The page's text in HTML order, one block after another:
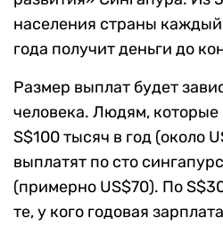
населения страны
года получит деньги до
Размер выплат будет
человека. Людям,
S$100 тысяч в год (около
выплатят по сто
(примерно US$70). По
те, у кого годовая